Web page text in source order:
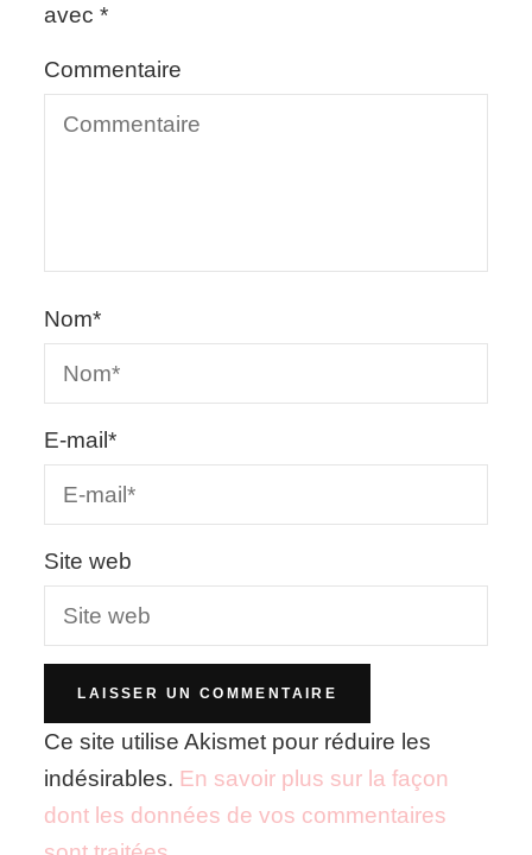
avec*
Commentaire
Nom*
E-mail*
Site web
Ce site utilise Akismet pour réduire les
indésirables. En savoir plus sur la façon
dont les données de vos commentaires